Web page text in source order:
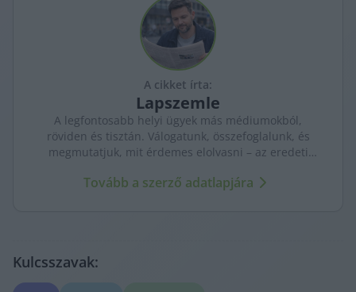
A cikket írta:
Lapszemle
A legfontosabb helyi ügyek más médiumokból,
röviden és tisztán. Válogatunk, összefoglalunk, és
megmutatjuk, mit érdemes elolvasni – az eredeti
Tovább a szerző adatlapjára
Kulcsszavak: